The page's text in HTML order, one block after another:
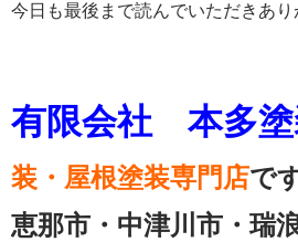
今日も最後まで読んでいただきあ
有限会社 本多塗
装・屋根塗装専門店で
恵那市・中津川市・瑞